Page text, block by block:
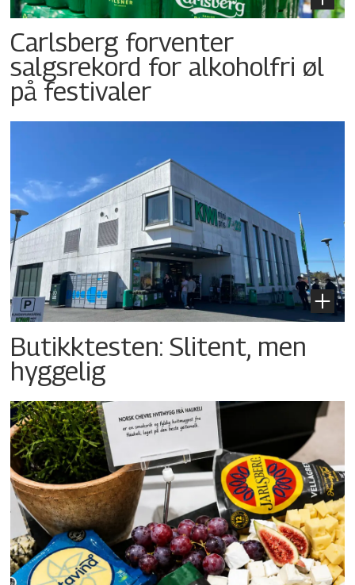
Carlsberg forventer
salgsrekord for alkoholfri øl
på festivaler
Butikktesten: Slitent, men
hyggelig